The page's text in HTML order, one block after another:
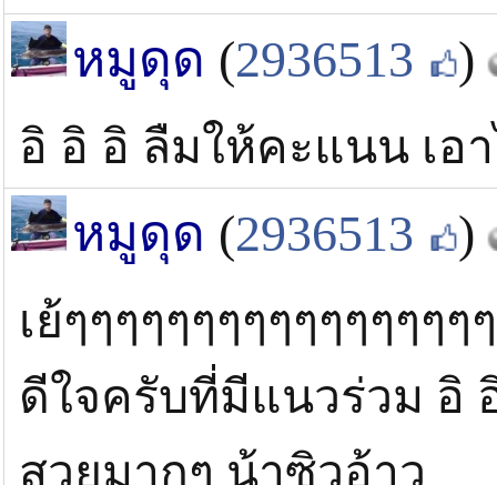
หมูดุด (2936513 )
อิ อิ อิ ลืมให้คะแนน เอา
หมูดุด (2936513 )
เย้ๆๆๆๆๆๆๆๆๆๆๆๆๆๆๆๆ
ดีใจครับที่มีแนวร่วม อิ
สวยมากๆ น้าซิวอ้าว